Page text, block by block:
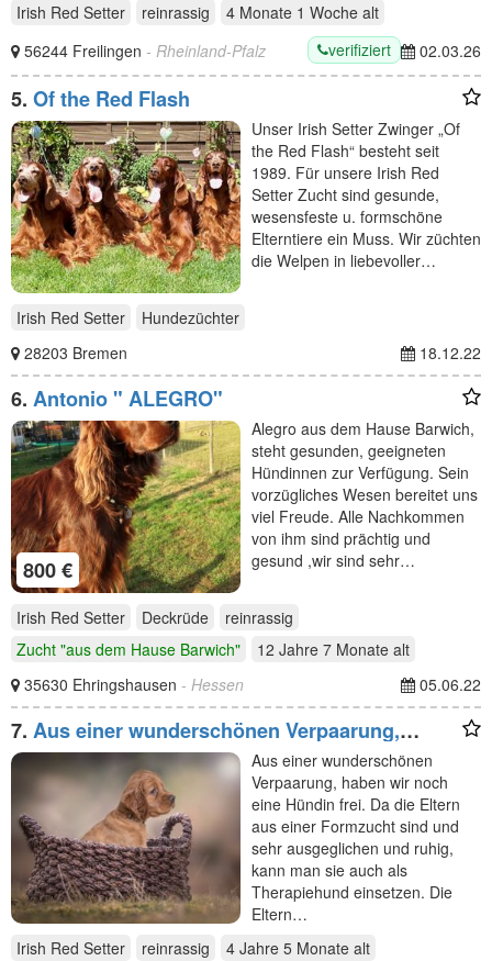
Irish Red Setter
reinrassig 4 Monate 1 Woche alt
56244 Freilingen - Rheinland-Pfalz verifiziert 02.03.26
5. Of the Red Flash
Unser Irish Setter Zwinger „Of
the Red Flash“ besteht seit
1989. Für unsere Irish Red
Setter Zucht sind gesunde,
wesensfeste u. formschöne
Elterntiere ein Muss. Wir züchten
die Welpen in liebevoller…
Irish Red Setter
Hundezüchter
28203 Bremen
18.12.22
6. Antonio " ALEGRO"
800 €
Alegro aus dem Hause Barwich,
steht gesunden, geeigneten
Hündinnen zur Verfügung. Sein
vorzügliches Wesen bereitet uns
viel Freude. Alle Nachkommen
von ihm sind prächtig und
gesund ,wir sind sehr…
Irish Red Setter Deckrüde
reinrassig
Zucht "aus dem Hause Barwich"
12 Jahre 7 Monate alt
35630 Ehringshausen - Hessen 05.06.22
7. Aus einer wunderschönen Verpaarung,
haben wir noch eine
Aus einer wunderschönen
Verpaarung, haben wir noch
eine Hündin frei. Da die Eltern
aus einer Formzucht sind und
sehr ausgeglichen und ruhig,
kann man sie auch als
Therapiehund einsetzen. Die
Eltern…
Irish Red Setter
reinrassig 4 Jahre 5 Monate alt